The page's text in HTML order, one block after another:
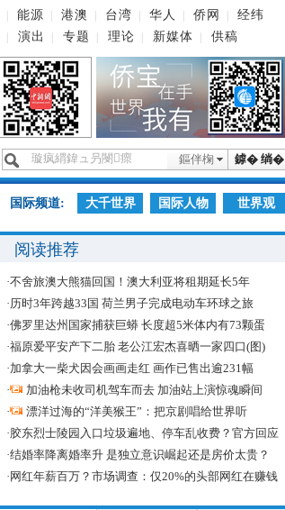
能源 港澳 台湾 华人 侨网
经纬
演出 专题 理论 新媒体 供稿
鎼� 绱�
鏂伴椈
国际频道: 大千世界 国际人物 世界观
阅读推荐
·不舍旅澳大熊猫回国！澳大利亚将租期延长5年
·历时3年跨越33国 荷兰男子完成电动车环球之旅
·佛罗里达州国家捕获巨蟒 长度超5米体内有73颗蛋
·福原爱平安产下二胎 老公江宏杰喜晒一家四口(图)
·加拿大一柴犬因会画画走红 画作已售出逾231幅
·
加油枪未收司机驾车而去 加油站上演惊魂瞬间
·
漂洋过海的“洋美猴王”：把京剧唱给世界听
·胶东烈士陵园入口垃圾遍地、停车乱收费？官方回应
·结婚率降离婚率升 是独立意识崛起还是房价太贵？
· 网红年薪百万？市场调查：仅20%的头部网红在赚钱